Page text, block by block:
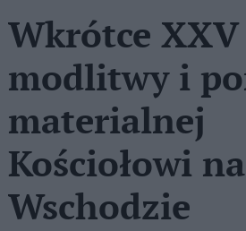
Wkrótce
modlitwy i
materialnej
Kościołowi na
Wschodzie